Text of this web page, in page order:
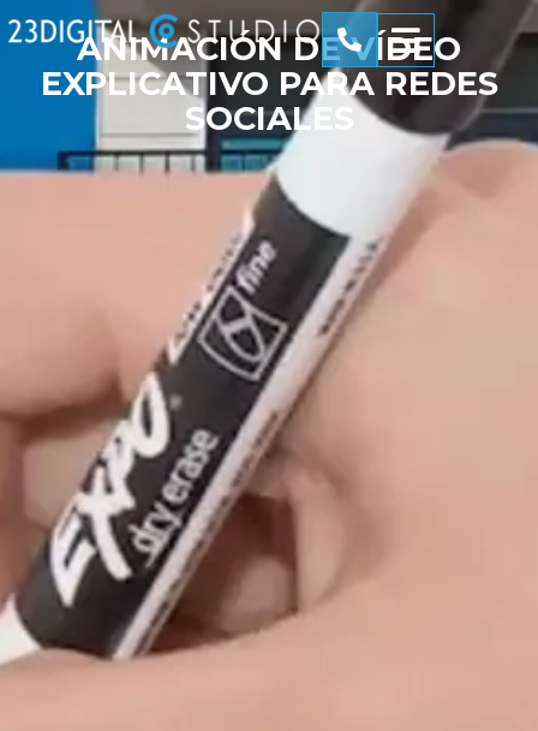
ANIMACIÓN DE VÍDEO
EXPLICATIVO PARA REDES
SOCIALES